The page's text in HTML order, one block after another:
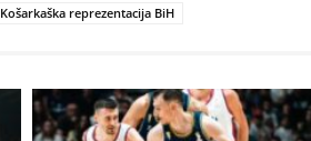
Košarkaška reprezentacija BiH